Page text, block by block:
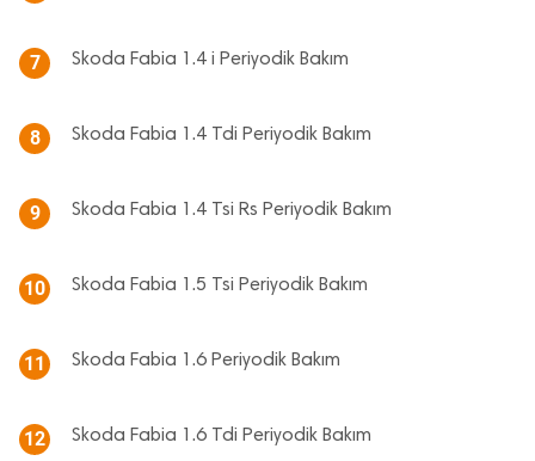
7 Skoda Fabia 1.4 i Periyodik Bakım
8 Skoda Fabia 1.4 Tdi Periyodik Bakım
9 Skoda Fabia 1.4 Tsi Rs Periyodik Bakım
10 Skoda Fabia 1.5 Tsi Periyodik Bakım
11 Skoda Fabia 1.6 Periyodik Bakım
12 Skoda Fabia 1.6 Tdi Periyodik Bakım